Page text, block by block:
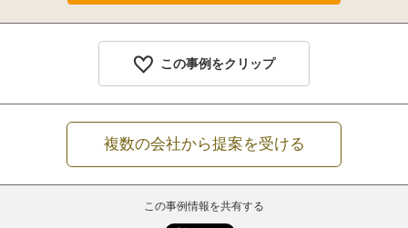
この事例をクリップ
複数の会社から提案を受ける
この事例情報を共有する